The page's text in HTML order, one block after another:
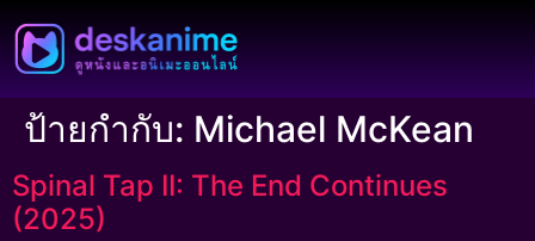
ป้ายกำกับ: Michael McKean
Spinal Tap II: The End Continues
(2025)